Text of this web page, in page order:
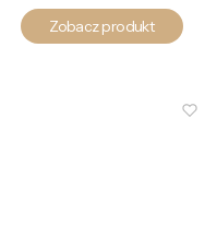
Zobacz produkt